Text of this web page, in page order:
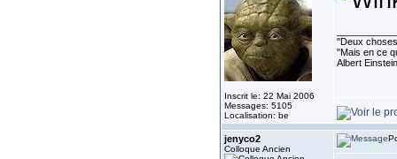
Inscrit le: 22 Mai 2006
Messages: 5105
Localisation: be
''Deux
"Mais en ce
Albert
jenyco2
Colloque Ancien